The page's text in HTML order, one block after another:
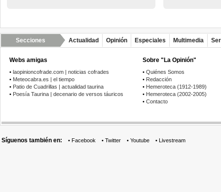
Secciones Actualidad Opinión Especiales Multimedia
Webs amigas
• laopinioncofrade.com | noticias cofrades
• Meteocabra.es | el tiempo
• Patio de Cuadrillas | actualidad taurina
• Poesía Taurina | decenario de versos táuricos
Sobre "La Opinión"
• Quiénes Somos
• Redacción
• Hemeroteca (1912-1989)
• Hemeroteca (2002-2005)
• Contacto
Síguenos también en: • Facebook • Twitter • Youtube • Livestream